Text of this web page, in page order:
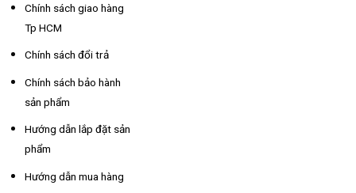
Chính sách giao hàng
Tp HCM
Chính sách đổi trả
Chính sách bảo hành
sản phẩm
Hướng dẫn lắp đặt sản
phẩm
Hướng dẫn mua hàng